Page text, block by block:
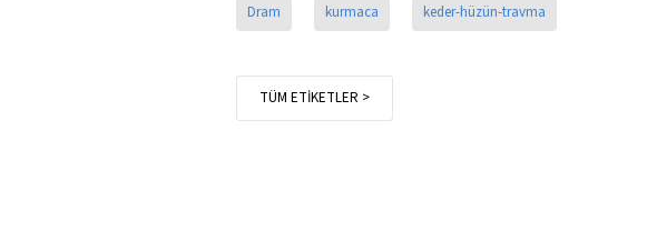
Dram kurmaca keder-hüzün-travma
TÜM ETİKETLER >